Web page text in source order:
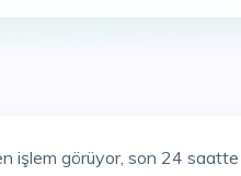
işlem görüyor, son 24